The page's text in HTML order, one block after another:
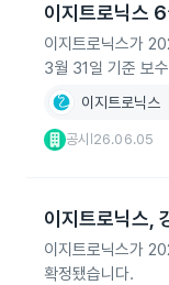
이지트로닉스
이지트로닉스가
3월 31일 기준 보
이지트로닉스
공시 26.06.05
이지트로닉스,
이지트로닉스가
확정됐습니다.